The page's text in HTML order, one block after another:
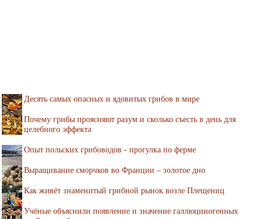
Десять самых опасных и ядовитых грибов в мире
Почему грибы проясняют разум и сколько съесть в день для
целебного эффекта
Опыт польских грибоводов - прогулка по ферме
Выращивание сморчков во Франции – золотое дно
Как живёт знаменитый грибной рынок возле Плещениц
Учёные объяснили появление и значение галлюциногенных